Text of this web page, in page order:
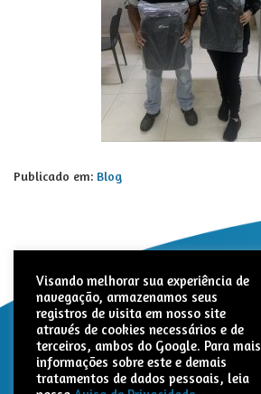
Publicado em: Blog
Visando melhorar sua experiência de
navegação, armazenamos seus
registros de visita em nosso site
através de cookies necessários e de
terceiros, ambos do Google. Para mais
informações sobre este e demais
tratamentos de dados pessoais, leia